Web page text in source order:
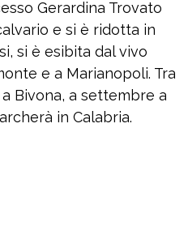
Gerardina Trovato
e si è ridotta in
si è esibita dal vivo
e a Marianopoli. Tra
Bivona, a settembre a
in Calabria.